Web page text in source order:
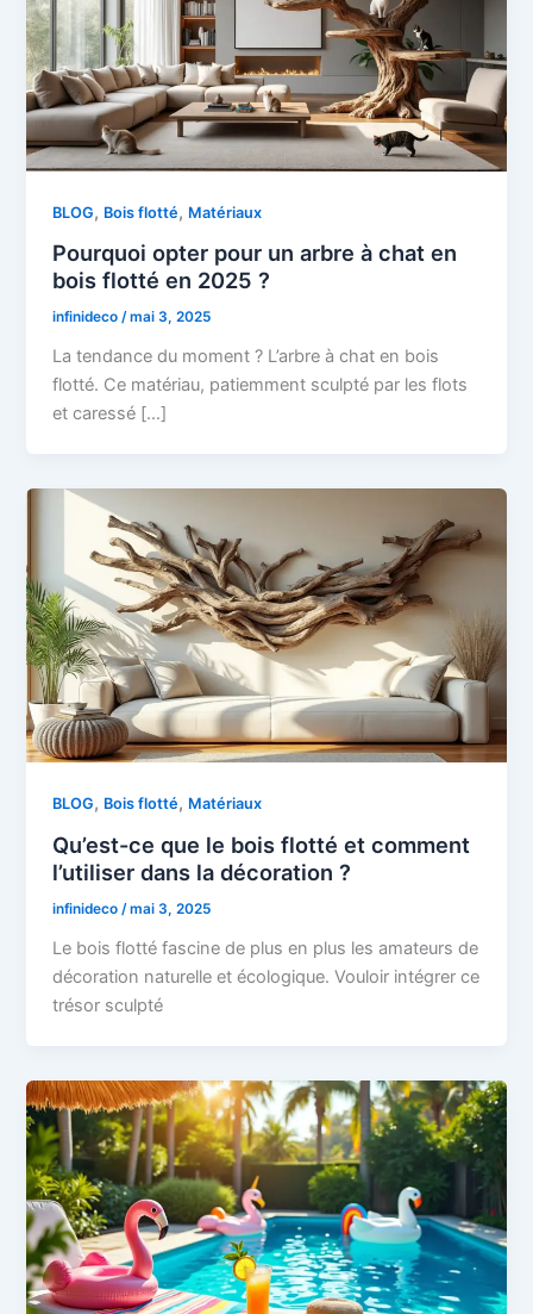
BLOG, Bois flotté, Matériaux
Pourquoi opter pour un arbre à chat en
bois flotté en 2025 ?
infinideco/mai 3, 2025
La tendance du moment ? L’arbre à chat en bois
flotté. Ce matériau, patiemment sculpté par les flots
et caressé […]
BLOG, Bois flotté, Matériaux
Qu’est-ce que le bois flotté et comment
l’utiliser dans la décoration ?
infinideco/mai 3, 2025
Le bois flotté fascine de plus en plus les amateurs de
décoration naturelle et écologique. Vouloir intégrer ce
trésor sculpté